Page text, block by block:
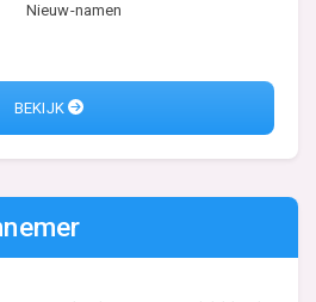
Nieuw-namen
BEKIJK